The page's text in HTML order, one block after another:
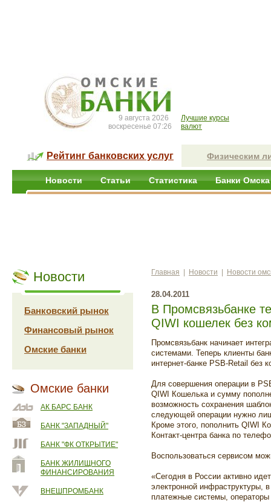
9 августа 2026
воскресенье 07:26
Лучшие курсы
валют
Рейтинг банковских услуг Физическим
Новости Статьи Статистика Банки Омска
Новости
Банковский рынок
Финансовый рынок
Омские банки
Омские банки
АК БАРС БАНК
БАНК "ЗАПАДНЫЙ"
БАНК "ФК ОТКРЫТИЕ"
БАНК ЖИЛИЩНОГО
ФИНАНСИРОВАНИЯ
ВНЕШПРОМБАНК
Главная Новости Новости
28.04.2011
В Промсвязьбанке
QIWI кошелек без
Промсвязьбанк начинает
системами. Теперь клиенты
интернет-банке PSB-Retail без
Для совершения операции в
QIWI Кошелька и сумму
возможность сохранения
следующей операции нужно
Кроме этого, пополнить QIWI
Контакт-центра банка по
Воспользоваться сервисом
«Сегодня в России активно
электронной инфраструктуры,
платежные системы, операторы